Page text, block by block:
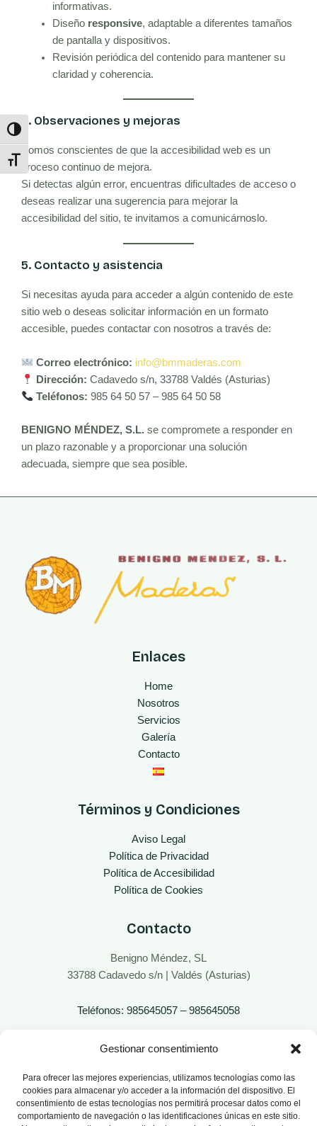
Gestionar consentimiento
Para ofrecer las mejores experiencias, utilizamos tecnologías como las
cookies para almacenar y/o acceder a la información del dispositivo. El
consentimiento de estas tecnologías nos permitirá procesar datos como el
comportamiento de navegación o las identificaciones únicas en este sitio.
Alternar alto contraste
Alternar tamaño de letra
informativas.
Diseño responsive, adaptable a diferentes tamaños
de pantalla y dispositivos.
Revisión periódica del contenido para mantener su
claridad y coherencia.
4. Observaciones y mejoras
Somos conscientes de que la accesibilidad web es un
proceso continuo de mejora.
Si detectas algún error, encuentras dificultades de acceso o
deseas realizar una sugerencia para mejorar la
accesibilidad del sitio, te invitamos a comunicárnoslo.
5. Contacto y asistencia
Si necesitas ayuda para acceder a algún contenido de este
sitio web o deseas solicitar información en un formato
accesible, puedes contactar con nosotros a través de:
Correo electrónico: info@bmmaderas.com
Dirección: Cadavedo s/n, 33788 Valdés (Asturias)
Teléfonos: 985 64 50 57 – 985 64 50 58
BENIGNO MÉNDEZ, S.L. se compromete a responder en
un plazo razonable y a proporcionar una solución
adecuada, siempre que sea posible.
Enlaces
Home
Nosotros
Servicios
Galería
Contacto
Términos y Condiciones
Aviso Legal
Política de Privacidad
Política de Accesibilidad
Política de Cookies
Contacto
Benigno Méndez, SL
33788 Cadavedo s/n | Valdés (Asturias)
Teléfonos: 985645057 – 985645058